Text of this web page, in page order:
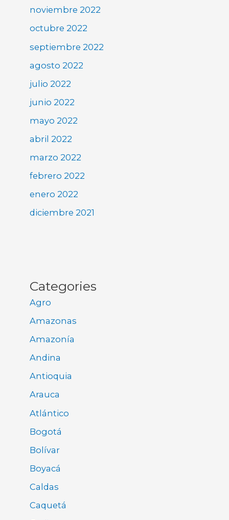
noviembre 2022
octubre 2022
septiembre 2022
agosto 2022
julio 2022
junio 2022
mayo 2022
abril 2022
marzo 2022
febrero 2022
enero 2022
diciembre 2021
Categories
Agro
Amazonas
Amazonía
Andina
Antioquia
Arauca
Atlántico
Bogotá
Bolívar
Boyacá
Caldas
Caquetá